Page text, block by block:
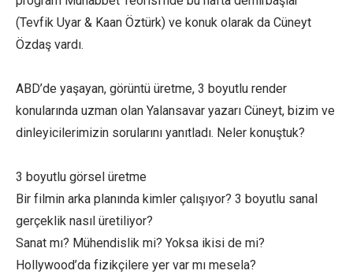
(Tevfik Uyar & Kaan Öztürk) ve konuk olarak da Cüneyt
Özdaş vardı.
ABD’de yaşayan, görüntü üretme, 3 boyutlu render
konularında uzman olan Yalansavar yazarı Cüneyt, bizim ve
dinleyicilerimizin sorularını yanıtladı. Neler konuştuk?
3 boyutlu görsel üretme
Bir filmin arka planında kimler çalışıyor? 3 boyutlu sanal
gerçeklik nasıl üretiliyor?
Sanat mı? Mühendislik mi? Yoksa ikisi de mi?
Hollywood’da fizikçilere yer var mı mesela?